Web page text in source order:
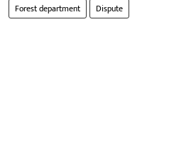
Forest department
Dispute